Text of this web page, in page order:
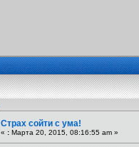
Страх сойти с ума!
« : Марта 20, 2015, 08:16:55 am »